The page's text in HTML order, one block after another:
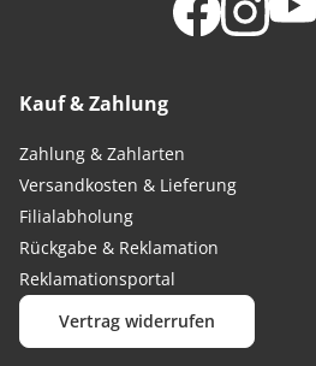
Kauf & Zahlung
Zahlung & Zahlarten
Versandkosten & Lieferung
Filialabholung
Rückgabe & Reklamation
Reklamationsportal
Vertrag widerrufen